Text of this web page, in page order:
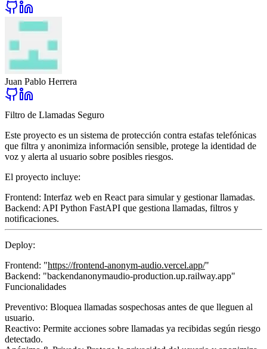
Juan Pablo Herrera
Filtro de Llamadas Seguro
Este proyecto es un sistema de protección contra estafas telefónicas
que filtra y anonimiza información sensible, protege la identidad de
voz y alerta al usuario sobre posibles riesgos.
El proyecto incluye:
Frontend: Interfaz web en React para simular y gestionar llamadas.
Backend: API Python FastAPI que gestiona llamadas, filtros y
notificaciones.
Deploy:
Frontend: "https://frontend-anonym-audio.vercel.app/"
Backend: "backendanonymaudio-production.up.railway.app"
Funcionalidades
Preventivo: Bloquea llamadas sospechosas antes de que lleguen al
usuario.
Reactivo: Permite acciones sobre llamadas ya recibidas según riesgo
detectado.